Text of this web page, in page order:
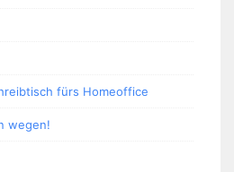
fürs Homeoffice
wegen!